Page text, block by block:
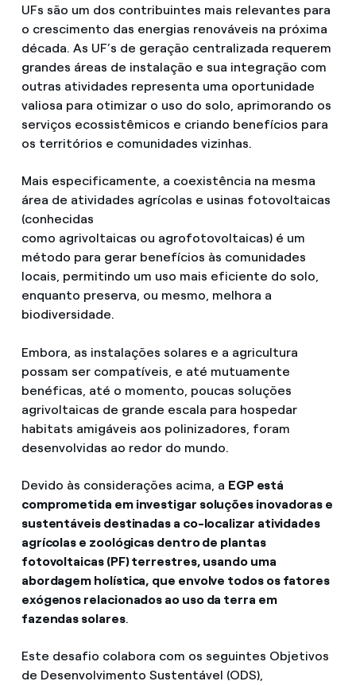
UFs são um dos contribuintes mais relevantes para
o crescimento das energias renováveis na próxima
década. As UF’s de geração centralizada requerem
grandes áreas de instalação e sua integração com
outras atividades representa uma oportunidade
valiosa para otimizar o uso do solo, aprimorando os
serviços ecossistêmicos e criando benefícios para
os territórios e comunidades vizinhas.
Mais especificamente, a coexistência na mesma
área de atividades agrícolas e usinas fotovoltaicas
(conhecidas
como agrivoltaicas ou agrofotovoltaicas) é um
método para gerar benefícios às comunidades
locais, permitindo um uso mais eficiente do solo,
enquanto preserva, ou mesmo, melhora a
biodiversidade.
Embora, as instalações solares e a agricultura
possam ser compatíveis, e até mutuamente
benéficas, até o momento, poucas soluções
agrivoltaicas de grande escala para hospedar
habitats amigáveis aos polinizadores, foram
desenvolvidas ao redor do mundo.
Devido às considerações acima, a EGP está
comprometida em investigar soluções inovadoras e
sustentáveis destinadas a co-localizar atividades
agrícolas e zoológicas dentro de plantas
fotovoltaicas (PF) terrestres, usando uma
abordagem holística, que envolve todos os fatores
exógenos relacionados ao uso da terra em
fazendas solares.
Este desafio colabora com os seguintes Objetivos
de Desenvolvimento Sustentável (ODS),